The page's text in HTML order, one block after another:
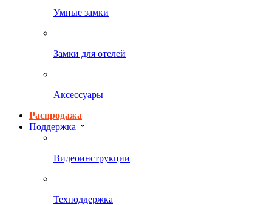
Умные замки
Замки для отелей
Аксессуары
Распродажа
Поддержка
Видеоинструкции
Техподдержка